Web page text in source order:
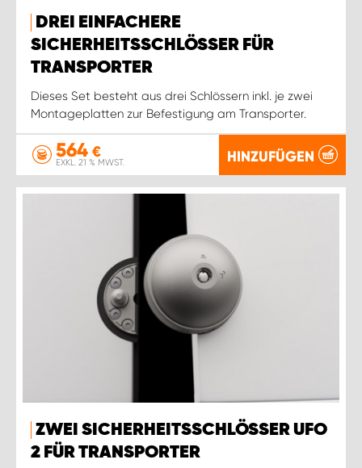
DREI EINFACHERE
SICHERHEITSSCHLÖSSER FÜR
TRANSPORTER
Dieses Set besteht aus drei Schlössern inkl. je zwei
Montageplatten zur Befestigung am Transporter.
564 €
EXKL. 21 % MWST. HINZUFÜGEN
ZWEI SICHERHEITSSCHLÖSSER UFO
2 FÜR TRANSPORTER